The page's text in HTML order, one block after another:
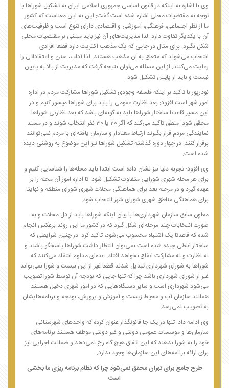
وی با اشاره به اینکه در قانون اساسی جمهوری اسلامی ایران به تشکیل شوراها با
توجه به مقتضیات محلی اشاره شده است گفت: این به این معناست که کشور
ما از نظر اجتماعی، فرهنگی، آموزشی و اقتصادی دارای تنوع است و ظرفیت‌های
آن با یکدیگر تفاوت دارد. لذا مدیریت‌های آن نیز باید مبتنی بر مقتضیات محلی
شکل بگیرد. برای مثال در جایی که یک مذهب اکثریت دارد قطعا افرادی
انتخاب می‌شوند که متعلق به آن مذهب هستند. لذا آداب، سنن و اعتقاداتی را
رعایت می‌کنند. از این مسئله می‌توان نتیجه گرفت که مدیریت از بالا به پایین
نیست و باید از پایین تشکیل شود.
نوذرپور با تاکید بر اینکه فلسفه وجودی تشکیل شوراها مشارکت مردم در اداره
امور شهر است افزود: بعد نظارت عمومی را باید برای شوراها میسور کنیم و در
این مسیر قاعدتا ساختار شوراها باید به گونه‌ای باشد که بعد نظارتی شوراها
محقق شود. منطق تاکید می‌کند که اگر 20 یا 30 نفر انتخاب شوند و در مسند
نمایندگی مردم قرار بگیرند ارتباط معنادار و سازمان یافته‌ای با مردم نمی‌توانند
برقرار کنند. در چهار دوره گذشته تشکیل شوراها نیز این موضوع به روشنی دیده
شده است.
وی افزود: تجربه دنیا نیز نشان داده است ابتدا باید محله‌ها را شناسایی کنیم و
برای هر محله شهری شورایی متفاوت تشکیل شود. تا اداره امور آن محله را بر
عهده گیرد و در مرحله بعد برای هماهنگی محلات شهری شورای منطقه و نهایتا
برای هماهنگی مناطق شهری شورای شهر انتخاب شود.
معاون سابق سازمان شهرداری‌ها با بیان اینکه شوراها باید از دل محلات و به
صورت انتخابات چند مرحله‌ای شکل گیرد که در کشور ما این روند برعکس انجام
شده که قاعدتا یک اشتباه محسوب می‌شود، تاکید کرد: در چنین شرایطی که
ساختار غلطی چیده شده است نمی‌توان انتظار داشت شوراها پاسخگو باشند و
نه نظارت و نه مشارکت اتفاق نخواهد افتاد. عده‌ای مداوم انتقاد می‌کنند که
شوراها به شورای شهرداری تبدیل شدند قطعا غیر از این نیست و شورا نمی‌تواند
غیر از شورای شهرداری باشد چرا که تنها جایی که بودجه آن توسط شورا تصویب
می‌شود شهرداری است و سایر دستگاه‌هایی که در امور شهری دخیل هستند
همانند سازمان آب و محیط زیست و آموزش و پرورش، بودجه و برنامه‌هایشان
به تصویب نمی‌رسد.
وی ادامه داد: تنها در یک جا قانونگذار عنوان کرده که واحدهای شهرستانی
سازمان‌ها و موسسات عمومی دولتی و غیر دولتی موظف هستند برنامه‌های
خود را به شورا بدهند که این اتفاق هیچ گاه رخ نمی‌دهد و ضمانت اجرایی نیز
برای ارائه برنامه‌های این سازمان‌ها وجود ندارد.
طرح جامع برای تهران محقق نمی‌شود چرا که نظام برنامه ریزی ما بخشی
است